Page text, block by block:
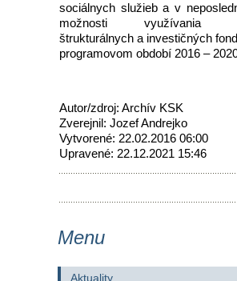
sociálnych služieb a v
možnosti využívania
štrukturálnych a investičných
programovom období 2016 –
Autor/zdroj: Archív KSK
Zverejnil: Jozef Andrejko
Vytvorené: 22.02.2016 06:00
Upravené: 22.12.2021 15:46
Menu
Aktuality